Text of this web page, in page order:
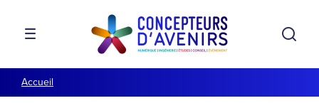
Aller au contenu
Aller à la navigation
MENU
Accueil